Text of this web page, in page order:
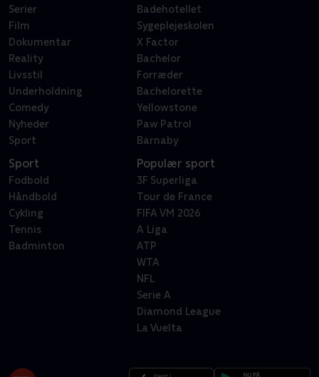
Serier
Film
Dokumentar
Reality
Livsstil
Underholdning
Comedy
Nyheder
Sport
Badehotellet
Sygeplejeskolen
X Factor
Bachelor
Forræder
Bachelorette
Yellowstone
Paw Patrol
Barnaby
Sport
Fodbold
Håndbold
Cykling
Tennis
Badminton
Populær sport
3F Superliga
Tour de France
FIFA VM 2026
A Liga
ATP
WTA
NFL
Serie A
Diamond League
La Vuelta